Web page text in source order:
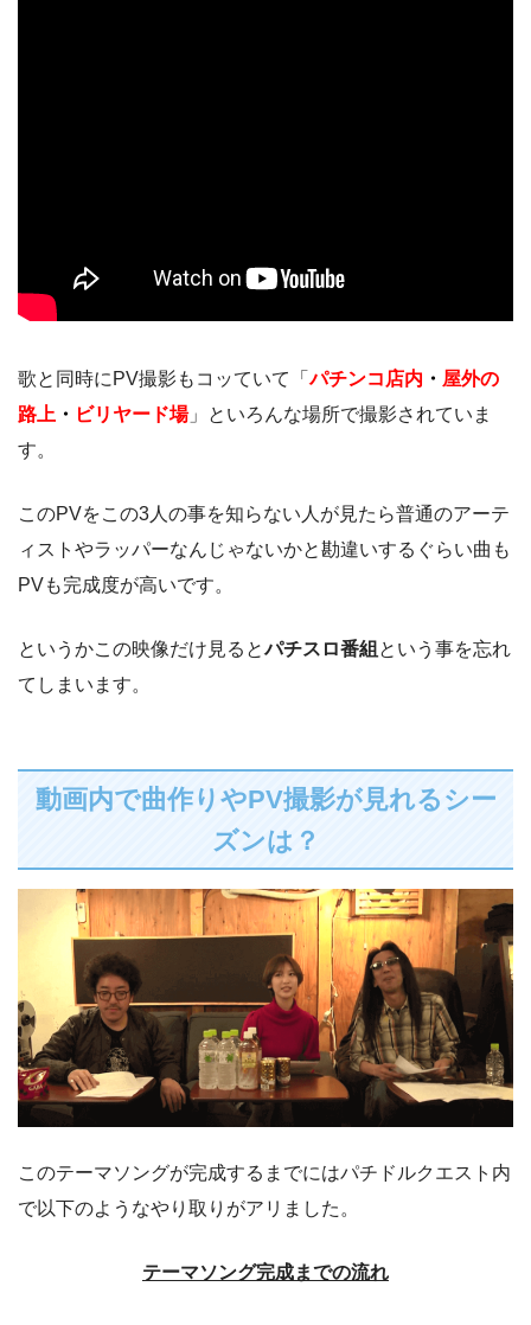
歌と同時にPV撮影もコッていて「パチンコ店内 ・ 屋外の
路上 ・ ビリヤード場」といろんな場所で撮影されていま
す。
このPVをこの3人の事を知らない人が見たら普通のアーテ
ィストやラッパーなんじゃないかと勘違いするぐらい曲も
PVも完成度が高いです。
というかこの映像だけ見るとパチスロ番組 という事を忘れ
てしまいます。
動画内で曲作りやPV撮影が見れるシー
ズンは？
このテーマソングが完成するまでにはパチドルクエスト内
で以下のようなやり取りがアリました。
テーマソング完成までの流れ